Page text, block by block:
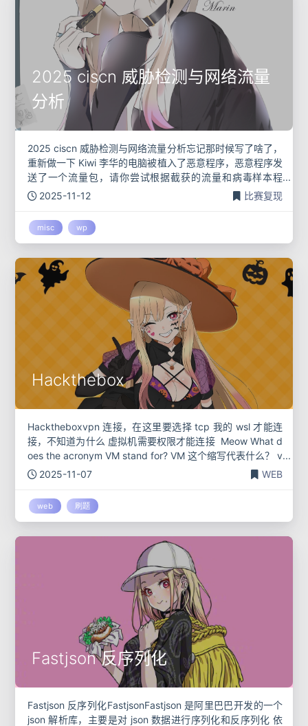
2025 ciscn 威胁检测与网络流量
分析
2025 ciscn 威胁检测与网络流量分析忘记那时候写了啥了，
重新做一下 Kiwi 李华的电脑被植入了恶意程序，恶意程序发
送了一个流量包，请你尝试根据截获的流量和病毒样本程
序，获取 Windows 用户 Lihua 的登录密码。最终提交格
2025-11-12 比赛复现
misc wp
Hackthebox
Hacktheboxvpn 连接，在这里要选择 tcp 我的 wsl 才能连
接，不知道为什么 虚拟机需要权限才能连接 ‍ Meow What d
oes the acronym VM stand for? VM 这个缩写代表什么？ v
i
2025-11-07 WEB
web 刷题
Fastjson 反序列化
Fastjson 反序列化FastjsonFastjson 是阿里巴巴开发的一个
json 解析库，主要是对 json 数据进行序列化和反序列化 依